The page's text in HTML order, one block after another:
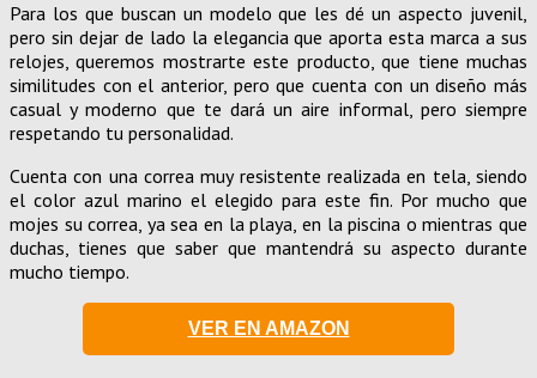
Para los que buscan un modelo que les dé un aspecto juvenil,
pero sin dejar de lado la elegancia que aporta esta marca a sus
relojes, queremos mostrarte este producto, que tiene muchas
similitudes con el anterior, pero que cuenta con un diseño más
casual y moderno que te dará un aire informal, pero siempre
respetando tu personalidad.
Cuenta con una correa muy resistente realizada en tela, siendo
el color azul marino el elegido para este fin. Por mucho que
mojes su correa, ya sea en la playa, en la piscina o mientras que
duchas, tienes que saber que mantendrá su aspecto durante
mucho tiempo.
VER EN AMAZON